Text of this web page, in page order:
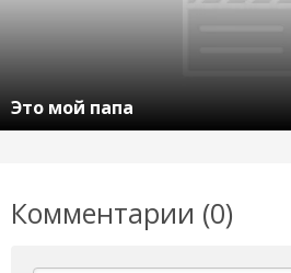
Это мой папа
Комментарии (0)